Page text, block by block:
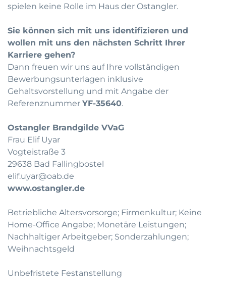
spielen keine Rolle im Haus der Ostangler.
Sie können sich mit uns identifizieren und
wollen mit uns den nächsten Schritt Ihrer
Karriere gehen?
Dann freuen wir uns auf Ihre vollständigen
Bewerbungsunterlagen inklusive
Gehaltsvorstellung und mit Angabe der
Referenznummer YF-35640.
Ostangler Brandgilde VVaG
Frau Elif Uyar
Vogteistraße 3
29638 Bad Fallingbostel
elif.uyar@oab.de
www.ostangler.de
Betriebliche Altersvorsorge; Firmenkultur; Keine
Home-Office Angabe; Monetäre Leistungen;
Nachhaltiger Arbeitgeber; Sonderzahlungen;
Weihnachtsgeld
Unbefristete Festanstellung